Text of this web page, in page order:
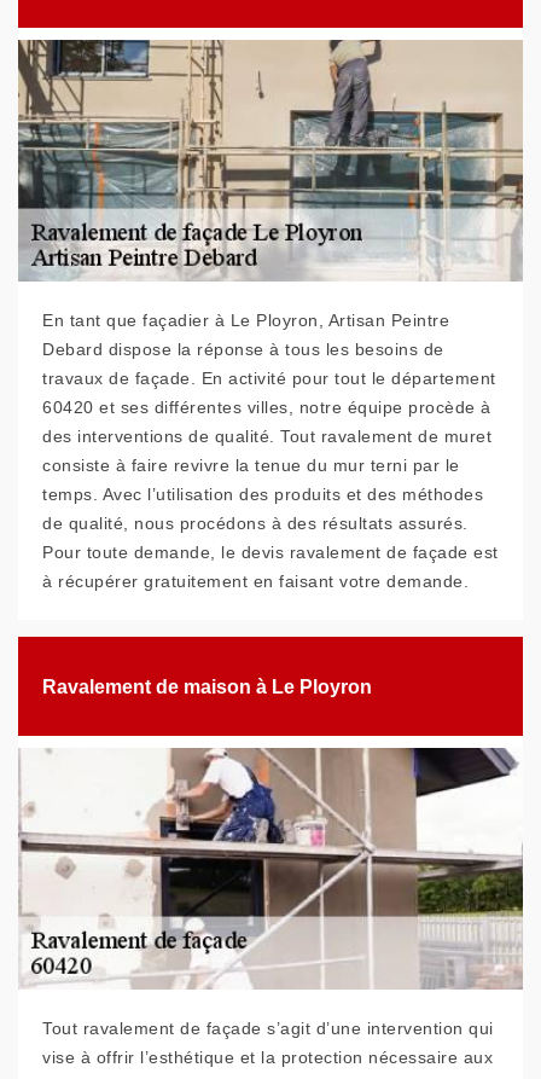
En tant que façadier à Le Ployron, Artisan Peintre
Debard dispose la réponse à tous les besoins de
travaux de façade. En activité pour tout le département
60420 et ses différentes villes, notre équipe procède à
des interventions de qualité. Tout ravalement de muret
consiste à faire revivre la tenue du mur terni par le
temps. Avec l’utilisation des produits et des méthodes
de qualité, nous procédons à des résultats assurés.
Pour toute demande, le devis ravalement de façade est
à récupérer gratuitement en faisant votre demande.
Ravalement de maison à Le Ployron
Tout ravalement de façade s’agit d’une intervention qui
vise à offrir l’esthétique et la protection nécessaire aux